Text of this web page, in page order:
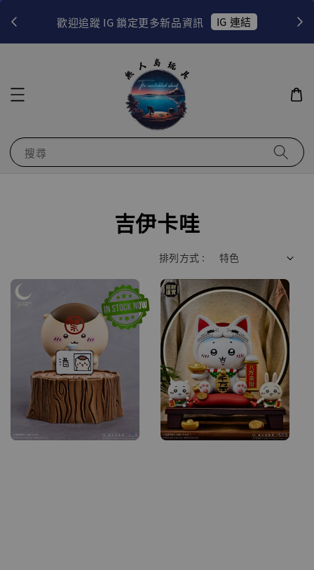
歡迎追蹤 IG 鎖定更多新品資訊 IG 連結
搜尋
吉伊卡哇
排列方式 :